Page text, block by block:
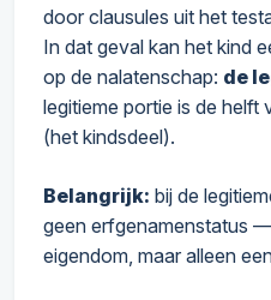
door clausules uit het
In dat geval kan het kind
op de nalatenschap: de
legitieme portie is de helft
(het kindsdeel).
Belangrijk: bij de
geen erfgenamenstatus
eigendom, maar alleen